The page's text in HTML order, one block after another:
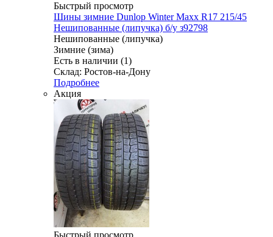
Быстрый просмотр
Шины зимние Dunlop Winter Maxx R17 215/45
Нешипованные (липучка) б/у з92798
Нешипованные (липучка)
Зимние (зима)
Есть в наличии (1)
Склад: Ростов-на-Дону
Подробнее
Акция